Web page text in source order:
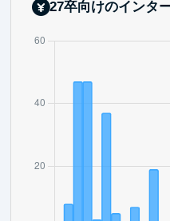
27卒向けのインタ